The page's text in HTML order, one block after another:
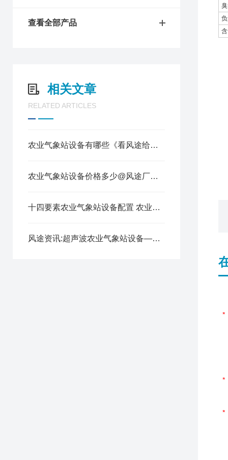
查看全部产品
相关文章
RELATED ARTICLES
农业气象站设备有哪些《看风途给您说》
农业气象站设备价格多少@风途厂家实惠#冷空气新闻
十四要素农业气象站设备配置 农业气象服务体系建设
风途资讯:超声波农业气象站设备—高度集成的室外气象站（顺+丰+包+邮）